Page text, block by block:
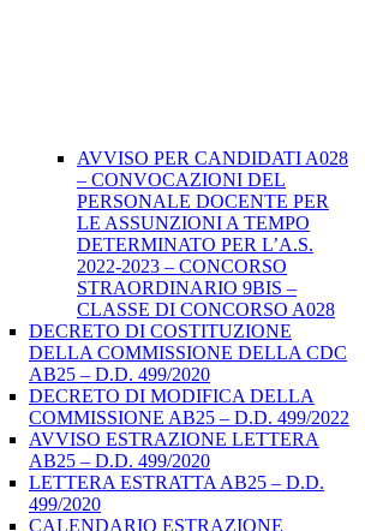
AVVISO PER CANDIDATI A028
– CONVOCAZIONI DEL
PERSONALE DOCENTE PER
LE ASSUNZIONI A TEMPO
DETERMINATO PER L’A.S.
2022-2023 – CONCORSO
STRAORDINARIO 9BIS –
CLASSE DI CONCORSO A028
DECRETO DI COSTITUZIONE
DELLA COMMISSIONE DELLA CDC
AB25 – D.D. 499/2020
DECRETO DI MODIFICA DELLA
COMMISSIONE AB25 – D.D. 499/2022
AVVISO ESTRAZIONE LETTERA
AB25 – D.D. 499/2020
LETTERA ESTRATTA AB25 – D.D.
499/2020
CALENDARIO ESTRAZIONE